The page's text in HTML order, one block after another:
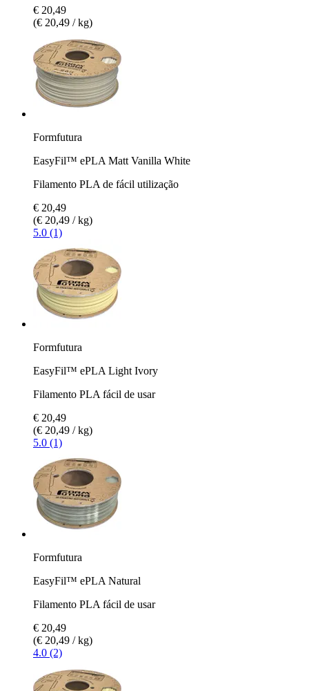
€ 20,49
(€ 20,49 / kg)
Formfutura
EasyFil™ ePLA Matt Vanilla White
Filamento PLA de fácil utilização
€ 20,49
(€ 20,49 / kg)
5.0 (1)
Formfutura
EasyFil™ ePLA Light Ivory
Filamento PLA fácil de usar
€ 20,49
(€ 20,49 / kg)
5.0 (1)
Formfutura
EasyFil™ ePLA Natural
Filamento PLA fácil de usar
€ 20,49
(€ 20,49 / kg)
4.0 (2)